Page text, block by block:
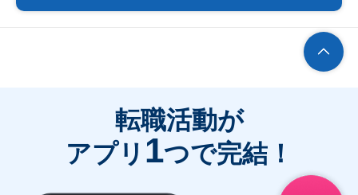
転職活動が
アプリ 1つで完結！